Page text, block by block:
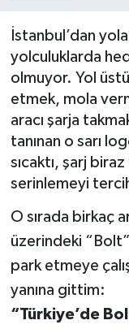
İstanbul’dan
yolculuklarda
olmuyor. Yol
etmek, mola
aracı şarja
tanınan o sarı
sıcaktı, şarj
serinlemeyi
O sırada birkaç
üzerindeki “Bolt”
park etmeye
yanına gittim:
“Türkiye’de